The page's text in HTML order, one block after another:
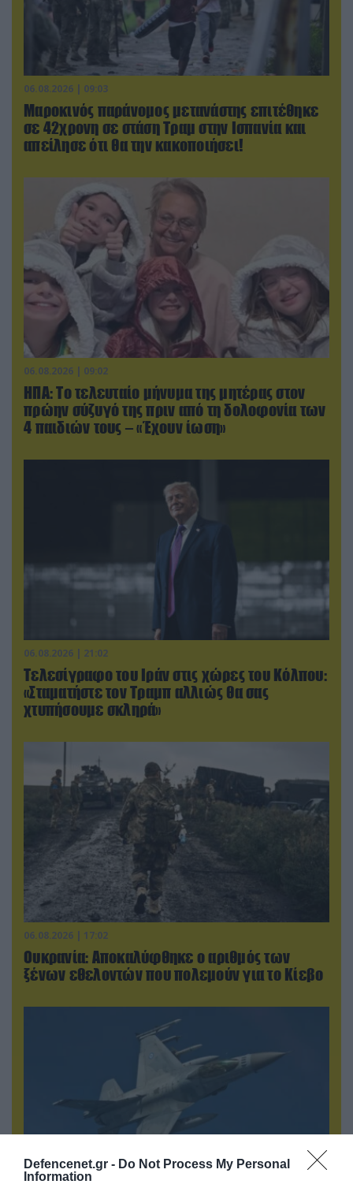
Defencenet.gr - Do Not Process My Personal
Information
06.08.2026 | 09:03
Μαροκινός παράνομος μετανάστης επιτέθηκε
σε 42χρονη σε στάση Τραμ στην Ισπανία και
απείλησε ότι θα την κακοποιήσει!
06.08.2026 | 09:02
ΗΠΑ: Το τελευταίο μήνυμα της μητέρας στον
πρώην σύζυγό της πριν από τη δολοφονία των
4 παιδιών τους – «Έχουν ίωση»
06.08.2026 | 21:02
Τελεσίγραφο του Ιράν στις χώρες του Κόλπου:
«Σταματήστε τον Τραμπ αλλιώς θα σας
χτυπήσουμε σκληρά»
06.08.2026 | 17:02
Ουκρανία: Αποκαλύφθηκε ο αριθμός των
ξένων εθελοντών που πολεμούν για το Κίεβο